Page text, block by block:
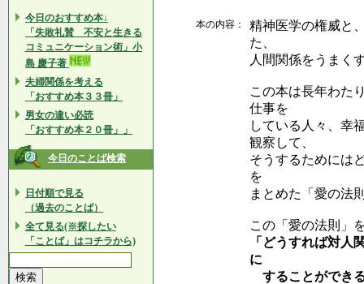
今日のおすすめ本↓
「失敗礼賛 不安と生きる
コミュニケーション術」小
島 慶子著
夫婦関係を考える
「おすすめ本３３冊」
男女の違い必読
「おすすめ本２０冊」」
今日のことば検索
日付順で見る
（過去のことば）
全て見る(※探したい
「ことば」はコチラから)
本の内容：
精神医学の権威と
た、
人間関係をうまく
この本は長年わた
仕事を
している人々、幸
観察して、
そうするためには
を
まとめた「愛の法
この「愛の法則」
「どうすれば対人
に
することができ